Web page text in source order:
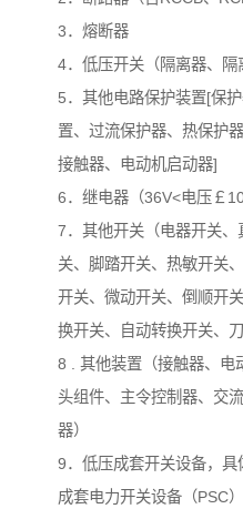
3．熔断器
4．低压开关（隔离器、隔
5．其他电路保护装置[保
置、过流保护器、热保护
接触器、电动机启动器]
6．继电器（36V<电压￡
7．其他开关（电器开关
关、脚踏开关、热敏开关
开关、微动开关、倒顺开
换开关、自动转换开关、刀
8 . 其他装置（接触器、电
头组件、主令控制器、交
器）
9．低压成套开关设备，具
成套电力开关设备（PSC）